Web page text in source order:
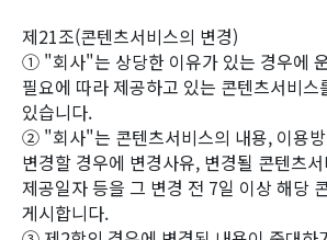
제21조(콘텐츠서비스의 변경)
① "회사"는 상당한 이유가 있는 경우에
필요에 따라 제공하고 있는 콘텐츠서비스
있습니다.
② "회사"는 콘텐츠서비스의 내용, 이용
변경할 경우에 변경사유, 변경될 콘텐츠
제공일자 등을 그 변경 전 7일 이상 해당
게시합니다.